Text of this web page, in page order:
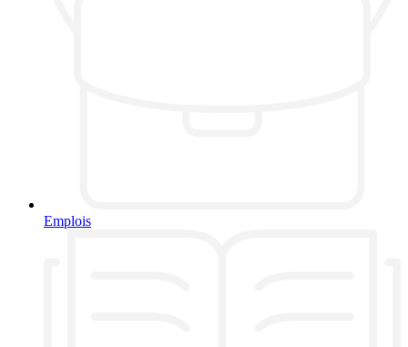
Emplois